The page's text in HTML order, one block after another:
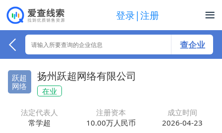
登录|注册
查企业
跃超
网络
扬州跃超网络有限公司
在业
法定代表人
常学超
注册资本
10.00万人民币
成立时间
2026-04-23